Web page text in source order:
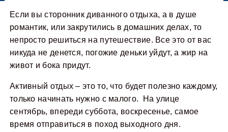
Если вы сторонник диванного отдыха, а в душе
романтик, или закрутились в домашних делах, то
непросто решиться на путешествие. Все это от вас
никуда не денется, погожие деньки уйдут, а жир на
живот и бока придут.
Активный отдых – это то, что будет полезно каждому,
только начинать нужно с малого. На улице
сентябрь, впереди суббота, воскресенье, самое
время отправиться в поход выходного дня.